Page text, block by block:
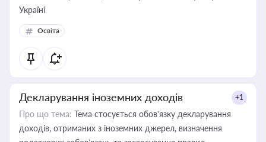
Україні
Освіта
Декларування іноземних доходів +1
Про що тема: Тема стосується обов’язку декларування
доходів, отриманих з іноземних джерел, визначення